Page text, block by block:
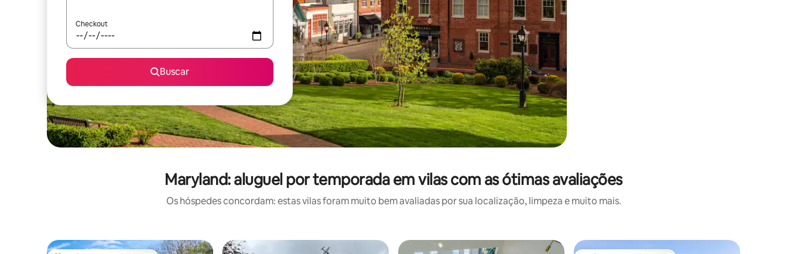
Checkout
Buscar
Maryland: aluguel por temporada em vilas com as ótimas avaliações
Os hóspedes concordam: estas vilas foram muito bem avaliadas por sua localização, limpeza e muito mais.